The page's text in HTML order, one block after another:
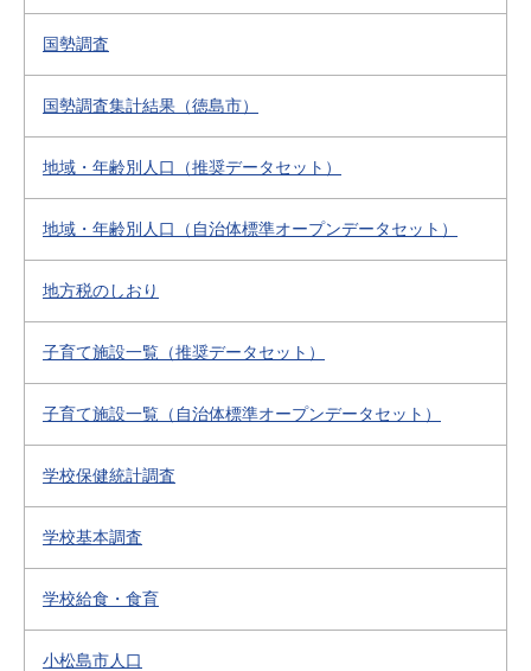
国勢調査
国勢調査集計結果（徳島市）
地域・年齢別人口（推奨データセット）
地域・年齢別人口（自治体標準オープンデータセット）
地方税のしおり
子育て施設一覧（推奨データセット）
子育て施設一覧（自治体標準オープンデータセット）
学校保健統計調査
学校基本調査
学校給食・食育
小松島市人口